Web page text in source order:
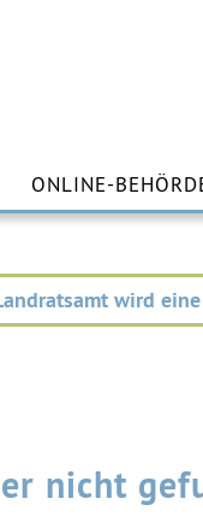
Inhalt
springen
ONLINE-
wird
nicht